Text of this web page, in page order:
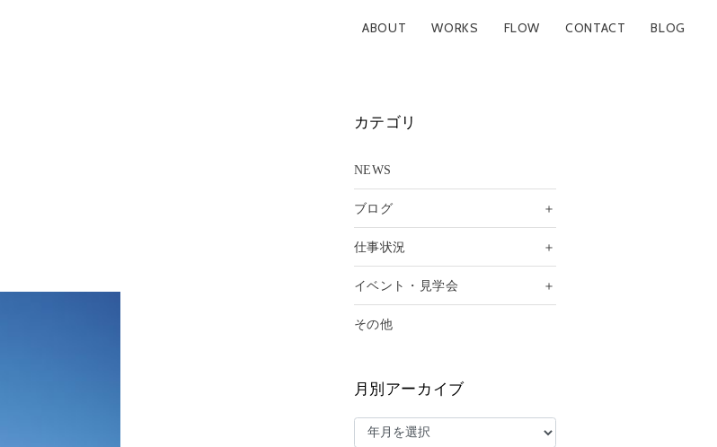
ABOUT WORKS FLOW CONTACT BLOG
カテゴリ
NEWS
ブログ ＋
仕事状況 ＋
イベント・見学会 ＋
その他
月別アーカイブ